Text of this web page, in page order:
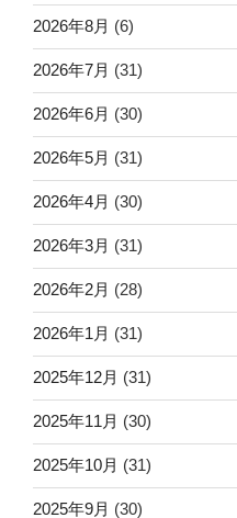
2026年8月 (6)
2026年7月 (31)
2026年6月 (30)
2026年5月 (31)
2026年4月 (30)
2026年3月 (31)
2026年2月 (28)
2026年1月 (31)
2025年12月 (31)
2025年11月 (30)
2025年10月 (31)
2025年9月 (30)